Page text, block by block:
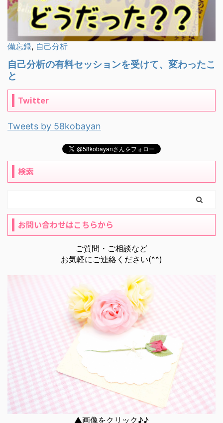
Twitter
Tweets by 58kobayan
検索
お問い合わせはこちらから
ご質問・ご相談など
お気軽にご連絡ください(^^)
▲画像をクリック♪♪